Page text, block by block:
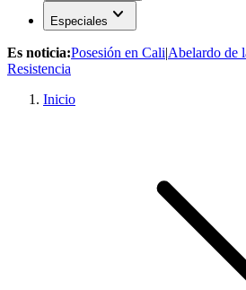
Especiales expand_more
Es noticia:Posesión en Cali|Abelardo de
Resistencia
Inicio